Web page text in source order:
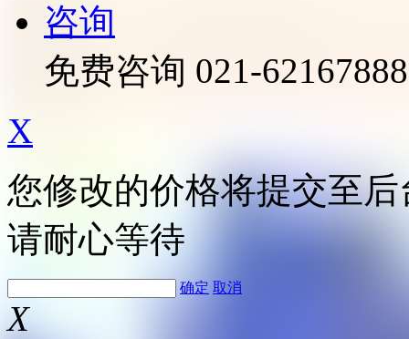
咨询
免费咨询 021-62167888
X
您修改的价格将提交至
请耐心等待
确定 取消
X